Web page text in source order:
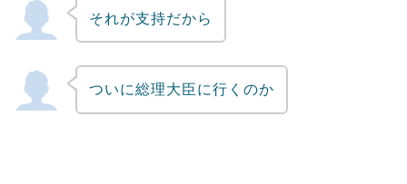
それが支持だから
ついに総理大臣に行くのか